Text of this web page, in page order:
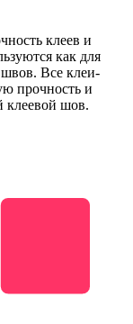
клеев и
как для
швов. Все клеи-
прочность и
клеевой шов.